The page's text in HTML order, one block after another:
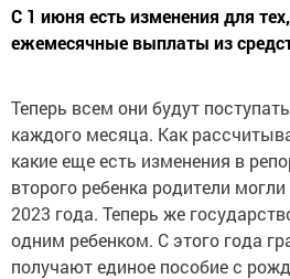
С 1 июня есть изменения для
ежемесячные выплаты из
Теперь всем они будут
каждого месяца. Как
какие еще есть изменения в
второго ребенка родители
2023 года. Теперь же
одним ребенком. С этого года
получают единое пособие с